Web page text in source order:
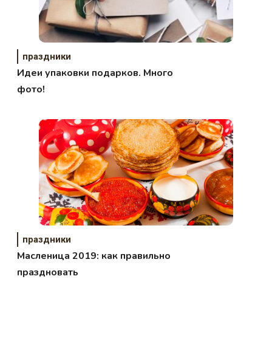
праздники
Идеи упаковки подарков. Много
фото!
праздники
Масленица 2019: как правильно
праздновать